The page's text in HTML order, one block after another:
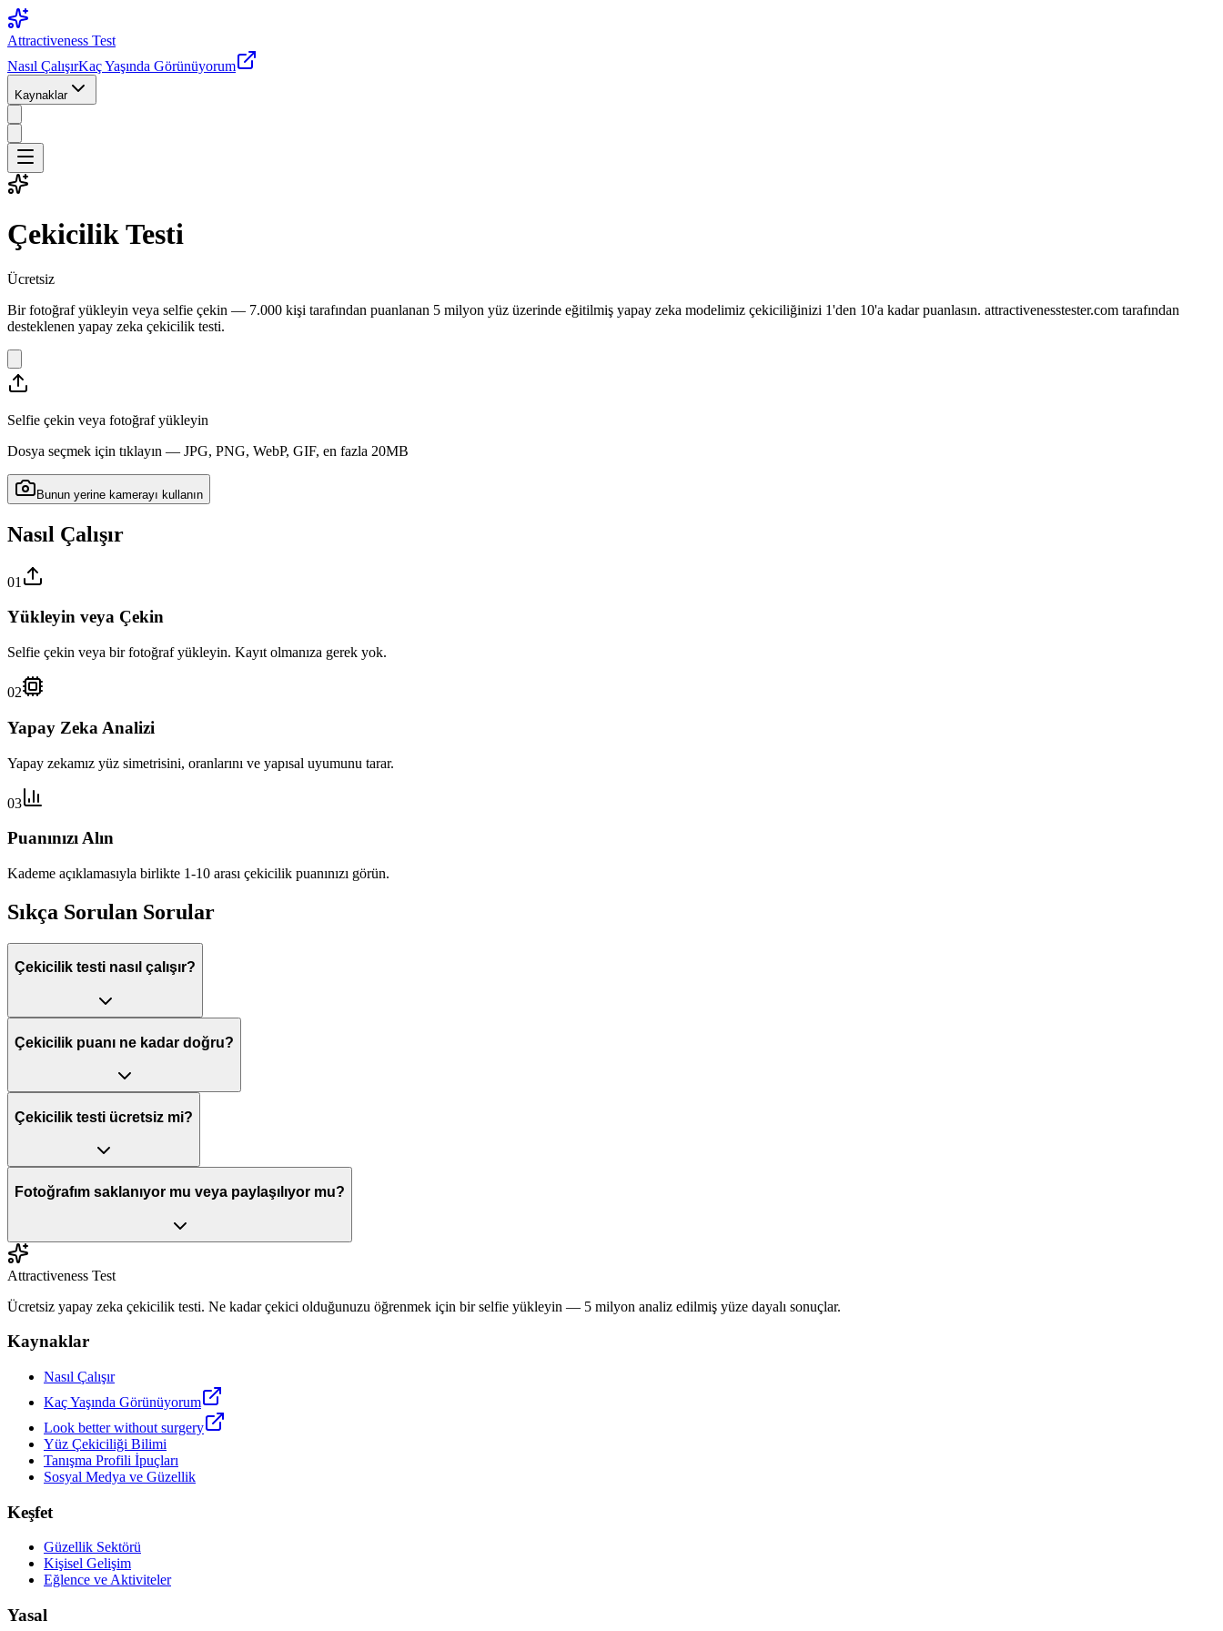
Attractiveness Test
Nasıl ÇalışırKaç Yaşında Görünüyorum
Kaynaklar
Çekicilik Testi
Ücretsiz
Bir fotoğraf yükleyin veya selfie çekin — 7.000 kişi tarafından puanlanan 5 milyon yüz üzerinde eğitilmiş yapay zeka modelimiz çekiciliğinizi 1'den 10'a kadar puanlasın. attractivenesstester.com tarafından
desteklenen yapay zeka çekicilik testi.
Selfie çekin veya fotoğraf yükleyin
Dosya seçmek için tıklayın — JPG, PNG, WebP, GIF, en fazla 20MB
Bunun yerine kamerayı kullanın
Nasıl Çalışır
01
Yükleyin veya Çekin
Selfie çekin veya bir fotoğraf yükleyin. Kayıt olmanıza gerek yok.
02
Yapay Zeka Analizi
Yapay zekamız yüz simetrisini, oranlarını ve yapısal uyumunu tarar.
03
Puanınızı Alın
Kademe açıklamasıyla birlikte 1-10 arası çekicilik puanınızı görün.
Sıkça Sorulan Sorular
Çekicilik testi nasıl çalışır?
Çekicilik puanı ne kadar doğru?
Çekicilik testi ücretsiz mi?
Fotoğrafım saklanıyor mu veya paylaşılıyor mu?
Attractiveness Test
Ücretsiz yapay zeka çekicilik testi. Ne kadar çekici olduğunuzu öğrenmek için bir selfie yükleyin — 5 milyon analiz edilmiş yüze dayalı sonuçlar.
Kaynaklar
Nasıl Çalışır
Kaç Yaşında Görünüyorum
Look better without surgery
Yüz Çekiciliği Bilimi
Tanışma Profili İpuçları
Sosyal Medya ve Güzellik
Keşfet
Güzellik Sektörü
Kişisel Gelişim
Eğlence ve Aktiviteler
Yasal